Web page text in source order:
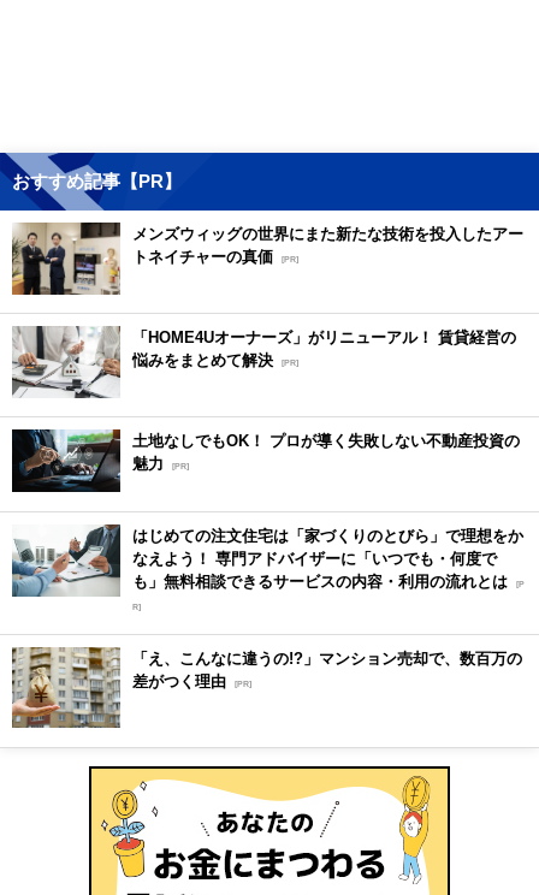
おすすめ記事【PR】
メンズウィッグの世界にまた新たな技術を投入したアー
トネイチャーの真価 [PR]
「HOME4Uオーナーズ」がリニューアル！ 賃貸経営の
悩みをまとめて解決 [PR]
土地なしでもOK！ プロが導く失敗しない不動産投資の
魅力
[PR]
はじめての注文住宅は「家づくりのとびら」で理想をか
なえよう！ 専門アドバイザーに「いつでも・何度で
も」無料相談できるサービスの内容・利用の流れとは [P
R]
「え、こんなに違うの!?」マンション売却で、数百万の
差がつく理由 [PR]